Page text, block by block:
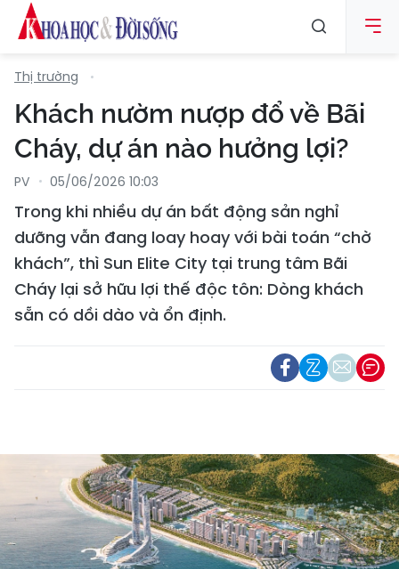
Thị trường
Khách nườm nượp đổ về Bãi
Cháy, dự án nào hưởng lợi?
PV 05/06/2026 10:03
Trong khi nhiều dự án bất động sản nghỉ
dưỡng vẫn đang loay hoay với bài toán “chờ
khách”, thì Sun Elite City tại trung tâm Bãi
Cháy lại sở hữu lợi thế độc tôn: Dòng khách
sẵn có dồi dào và ổn định.